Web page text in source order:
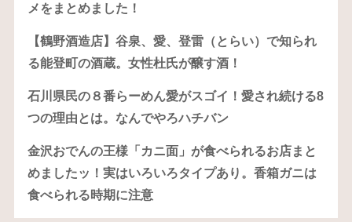
メをまとめました！
【鶴野酒造店】谷泉、愛、登雷（とらい）で知られ
る能登町の酒蔵。女性杜氏が醸す酒！
石川県民の８番らーめん愛がスゴイ！愛され続ける8
つの理由とは。なんでやろハチバン
金沢おでんの王様「カニ面」が食べられるお店まと
めましたッ！実はいろいろタイプあり。香箱ガニは
食べられる時期に注意